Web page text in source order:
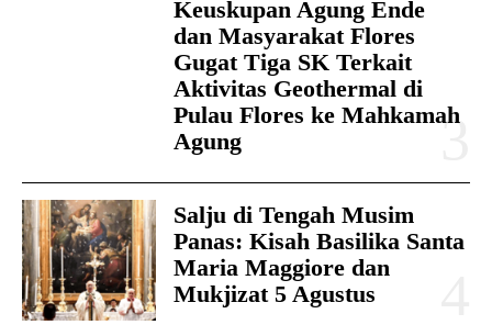
Keuskupan Agung Ende
dan Masyarakat Flores
Gugat Tiga SK Terkait
Aktivitas Geothermal di
Pulau Flores ke Mahkamah
Agung
Salju di Tengah Musim
Panas: Kisah Basilika Santa
Maria Maggiore dan
Mukjizat 5 Agustus